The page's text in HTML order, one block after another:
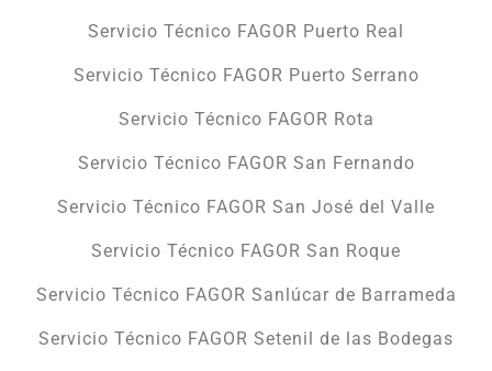
Servicio Técnico FAGOR Puerto Real
Servicio Técnico FAGOR Puerto Serrano
Servicio Técnico FAGOR Rota
Servicio Técnico FAGOR San Fernando
Servicio Técnico FAGOR San José del Valle
Servicio Técnico FAGOR San Roque
Servicio Técnico FAGOR Sanlúcar de Barrameda
Servicio Técnico FAGOR Setenil de las Bodegas